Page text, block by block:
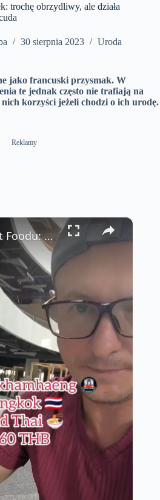
trochę obrzydliwy, ale działa
30 sierpnia 2023 Uroda
jako francuski przysmak. W
te jednak często nie trafiają na
korzyści jeżeli chodzi o ich urodę.
Reklamy
×
Raj Street Foodu: Pad Thai za 60 Batów pod Stacją Ramkhamhaeng 🍜✨